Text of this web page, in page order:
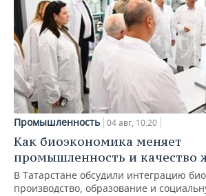
Промышленность 04 авг, 10:20
Как биоэкономика меняет
промышленность и качество
В Татарстане обсудили интеграцию
производство, образование и